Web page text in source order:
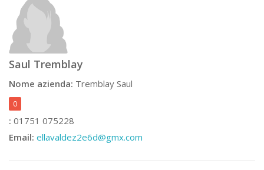
Saul Tremblay
Nome azienda: Tremblay Saul
0
: 01751 075228
Email: ellavaldez2e6d@gmx.com